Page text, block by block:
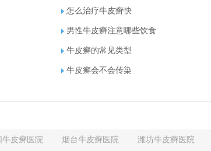
怎么治疗牛皮癣快
男性牛皮癣注意哪些饮食
牛皮癣的常见类型
牛皮癣会不会传染
牛皮癣医院 烟台牛皮癣医院 潍坊牛皮癣医院